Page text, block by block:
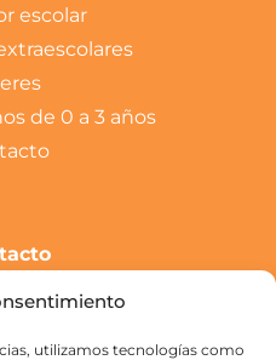
utilizamos tecnologías como
escolar
de 0 a 3 años
Canaria
964